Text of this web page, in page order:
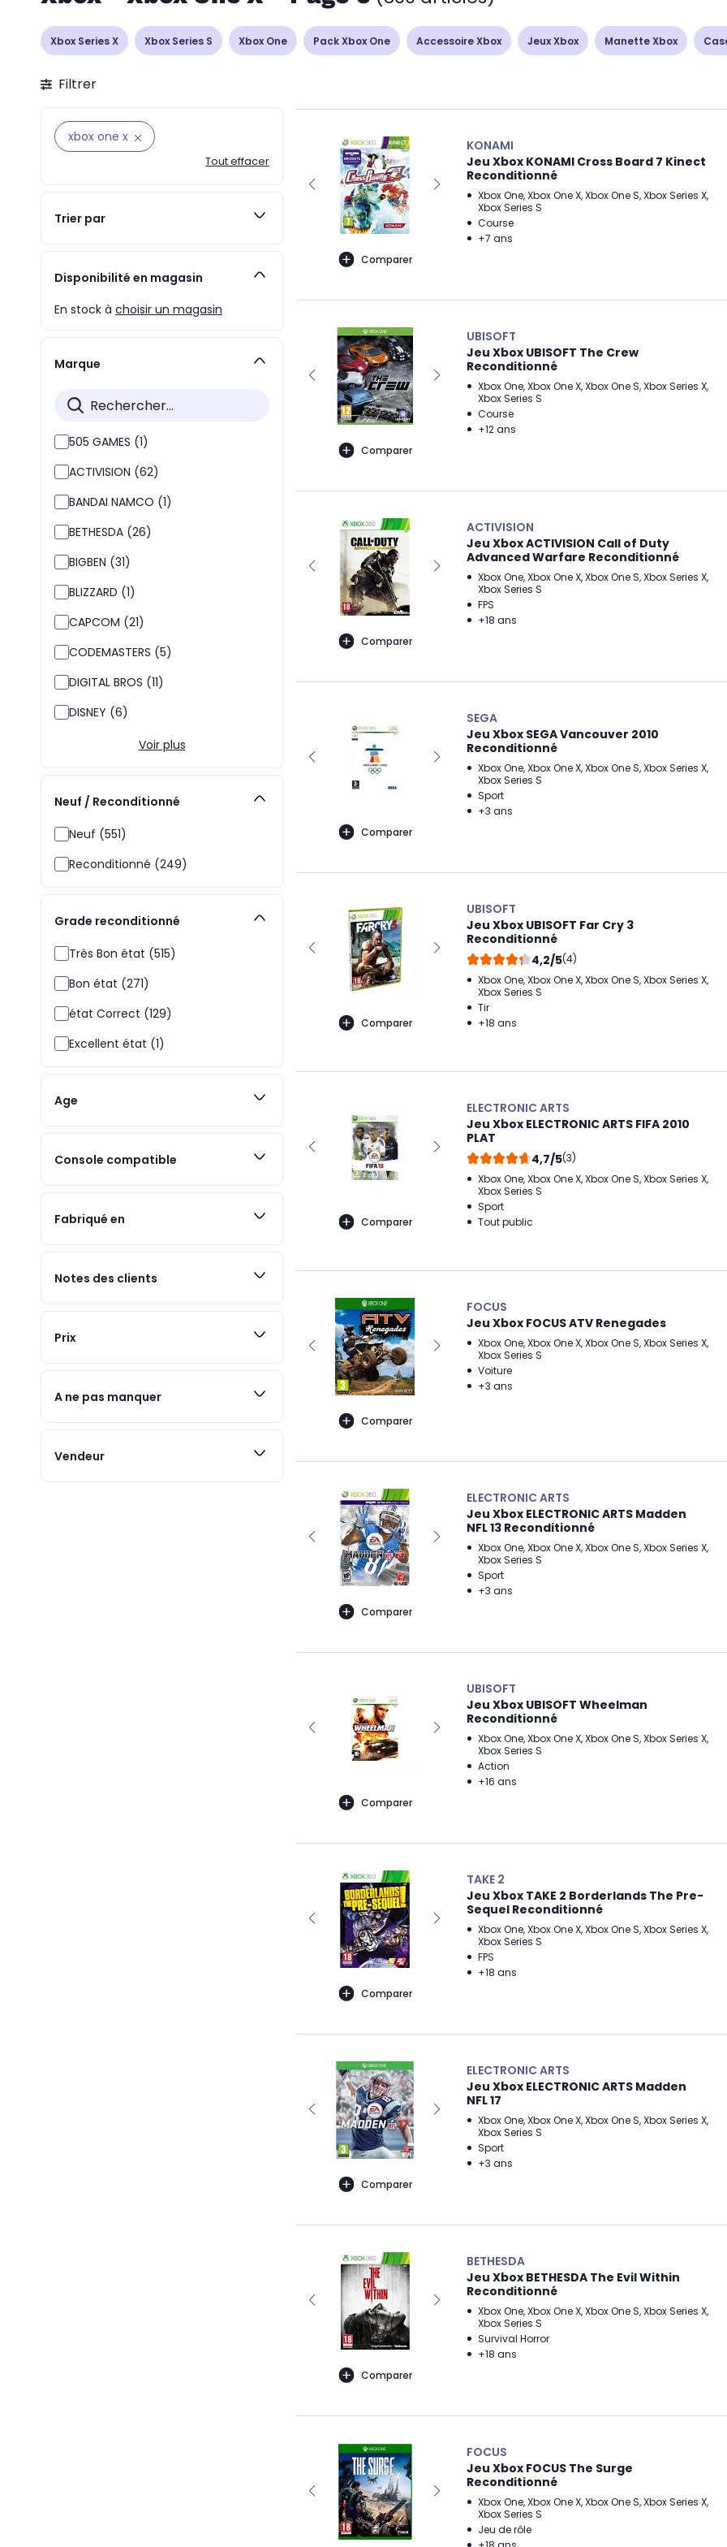
Xbox Series X Xbox Series S Xbox One Pack Xbox One Accessoire Xbox Jeux Xbox Manette Xbox
Filtrer
xbox one x
Tout effacer
Trier par
Disponibilité en magasin
En stock à choisir un magasin
Marque
505 GAMES (1)
ACTIVISION (62)
BANDAI NAMCO (1)
BETHESDA (26)
BIGBEN (31)
BLIZZARD (1)
CAPCOM (21)
CODEMASTERS (5)
DIGITAL BROS (11)
DISNEY (6)
Voir plus
Neuf / Reconditionné
Neuf (551)
Reconditionné (249)
Grade reconditionné
Très Bon état (515)
Bon état (271)
état Correct (129)
Excellent état (1)
Age
Console compatible
Fabriqué en
Notes des clients
Prix
A ne pas manquer
Vendeur
Comparer
KONAMI
Jeu Xbox KONAMI Cross Board 7 Kinect
Reconditionné
Xbox One, Xbox One X, Xbox One S, Xbox Series X,
Xbox Series S
Course
+7 ans
Comparer
UBISOFT
Jeu Xbox UBISOFT The Crew
Reconditionné
Xbox One, Xbox One X, Xbox One S, Xbox Series X,
Xbox Series S
Course
+12 ans
Comparer
ACTIVISION
Jeu Xbox ACTIVISION Call of Duty
Advanced Warfare Reconditionné
Xbox One, Xbox One X, Xbox One S, Xbox Series X,
Xbox Series S
FPS
+18 ans
Comparer
SEGA
Jeu Xbox SEGA Vancouver 2010
Reconditionné
Xbox One, Xbox One X, Xbox One S, Xbox Series X,
Xbox Series S
Sport
+3 ans
Comparer
UBISOFT
Jeu Xbox UBISOFT Far Cry 3
Reconditionné
4,2/5(4)
Xbox One, Xbox One X, Xbox One S, Xbox Series X,
Xbox Series S
Tir
+18 ans
Comparer
ELECTRONIC ARTS
Jeu Xbox ELECTRONIC ARTS FIFA 2010
PLAT
4,7/5(3)
Xbox One, Xbox One X, Xbox One S, Xbox Series X,
Xbox Series S
Sport
Tout public
Comparer
FOCUS
Jeu Xbox FOCUS ATV Renegades
Xbox One, Xbox One X, Xbox One S, Xbox Series X,
Xbox Series S
Voiture
+3 ans
Comparer
ELECTRONIC ARTS
Jeu Xbox ELECTRONIC ARTS Madden
NFL 13 Reconditionné
Xbox One, Xbox One X, Xbox One S, Xbox Series X,
Xbox Series S
Sport
+3 ans
Comparer
UBISOFT
Jeu Xbox UBISOFT Wheelman
Reconditionné
Xbox One, Xbox One X, Xbox One S, Xbox Series X,
Xbox Series S
Action
+16 ans
Comparer
TAKE 2
Jeu Xbox TAKE 2 Borderlands The Pre-
Sequel Reconditionné
Xbox One, Xbox One X, Xbox One S, Xbox Series X,
Xbox Series S
FPS
+18 ans
Comparer
ELECTRONIC ARTS
Jeu Xbox ELECTRONIC ARTS Madden
NFL 17
Xbox One, Xbox One X, Xbox One S, Xbox Series X,
Xbox Series S
Sport
+3 ans
Comparer
BETHESDA
Jeu Xbox BETHESDA The Evil Within
Reconditionné
Xbox One, Xbox One X, Xbox One S, Xbox Series X,
Xbox Series S
Survival Horror
+18 ans
FOCUS
Jeu Xbox FOCUS The Surge
Reconditionné
Xbox One, Xbox One X, Xbox One S, Xbox Series X,
Xbox Series S
Jeu de rôle